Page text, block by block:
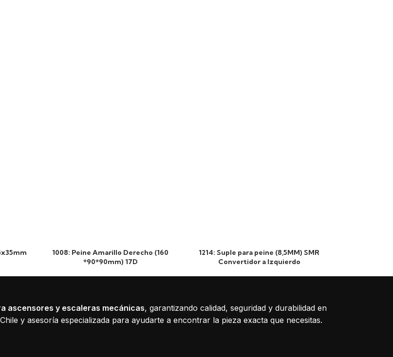
1008: Peine Amarillo Derecho (160
*90*90mm) 17D
1214: Suple para peine (8,5MM) SMR
Convertidor a Izquierdo
ascensores y escaleras mecánicas, garantizando calidad, seguridad y durabilidad en
y asesoría especializada para ayudarte a encontrar la pieza exacta que necesitas.